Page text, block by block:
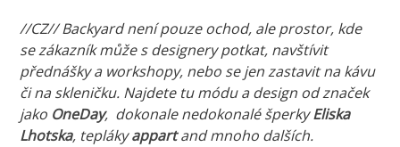
//CZ// Backyard není pouze ochod, ale prostor, kde
se zákazník může s designery potkat, navštívit
přednášky a workshopy, nebo se jen zastavit na kávu
či na skleničku. Najdete tu módu a design od značek
jako OneDay, dokonale nedokonalé šperkyEliska
Lhotska, teplákyappartand mnoho dalších.